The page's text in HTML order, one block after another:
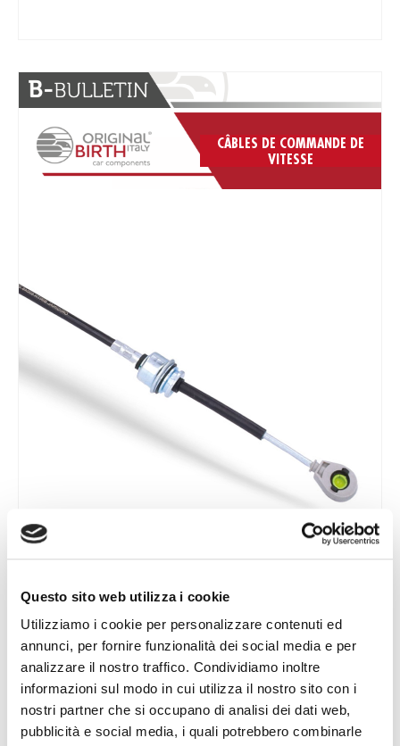
Questo sito web utilizza i cookie
Utilizziamo i cookie per personalizzare contenuti ed
annunci, per fornire funzionalità dei social media e per
analizzare il nostro traffico. Condividiamo inoltre
informazioni sul modo in cui utilizza il nostro sito con i
nostri partner che si occupano di analisi dei dati web,
pubblicità e social media, i quali potrebbero combinarle
CÂBLES DE COMMANDE DE
VITESSE
CONDUITES D’EAU